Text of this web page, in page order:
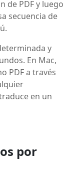
de PDF y luego
secuencia de
y
En Mac,
PDF a través
en un
por